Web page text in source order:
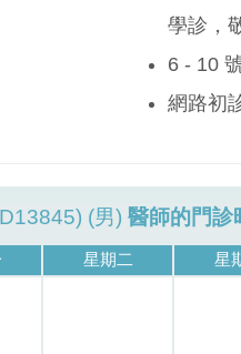
學診，
6 - 10
網路初